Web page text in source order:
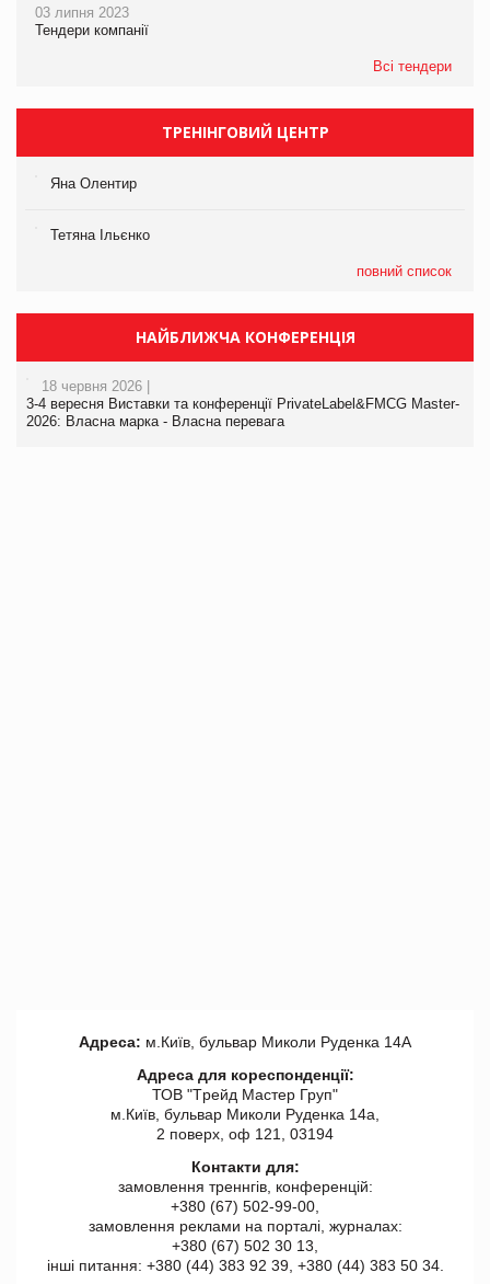
03 липня 2023
Тендери компанії
Всі тендери
ТРЕНІНГОВИЙ ЦЕНТР
Яна Олентир
Тетяна Ільєнко
повний список
НАЙБЛИЖЧА КОНФЕРЕНЦІЯ
18 червня 2026 |
3-4 вересня Виставки та конференції PrivateLabel&FMCG Master-
2026: Власна марка - Власна перевага
Адреса: м.Київ, бульвар Миколи Руденка 14А
Адреса для кореспонденції:
ТОВ "Tрейд Мастер Груп"
м.Київ, бульвар Миколи Руденка 14а,
2 поверх, оф 121, 03194
Контакти для:
замовлення треннгів, конференцій:
+380 (67) 502-99-00,
замовлення реклами на порталі, журналах:
+380 (67) 502 30 13,
інші питання: +380 (44) 383 92 39, +380 (44) 383 50 34.